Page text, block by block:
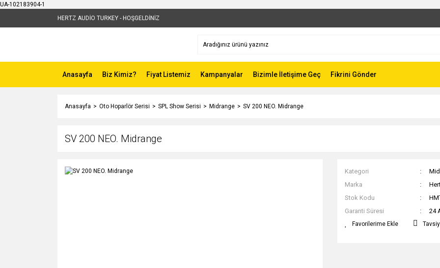
UA-102183904-1
HERTZ AUDİO TURKEY - HOŞGELDİNİZ
Anasayfa Biz Kimiz? Fiyat Listemiz Kampanyalar Bizimle İletişime Geç Fikrini Gönder
Anasayfa Oto Hoparlör Serisi SPL Show Serisi Midrange SV 200 NEO. Midrange
SV 200 NEO. Midrange
Kategori
Marka
Stok Kodu
Garanti Süresi
24